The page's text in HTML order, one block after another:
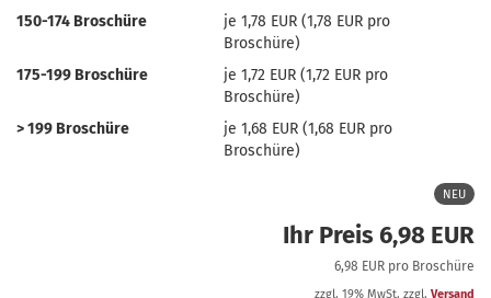
150-174 Broschüre
je 1,78 EUR (1,78 EUR pro
Broschüre)
175-199 Broschüre
je 1,72 EUR (1,72 EUR pro
Broschüre)
> 199 Broschüre
je 1,68 EUR (1,68 EUR pro
Broschüre)
NEU
Ihr Preis 6,98 EUR
6,98 EUR pro Broschüre
zzgl. 19% MwSt. zzgl. Versand